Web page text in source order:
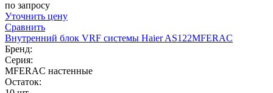
по запросу
Уточнить цену
Сравнить
Внутренний блок VRF системы Haier AS122MFERAC
Бренд:
Серия:
MFERAC настенные
Остаток: